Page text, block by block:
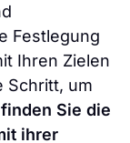
Festlegung
Ihren Zielen
Schritt, um
Sie die
ihrer